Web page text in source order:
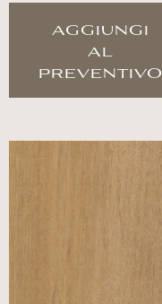
aggiungi
al
preventivo